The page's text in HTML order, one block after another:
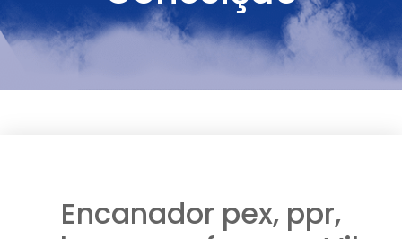
Encanador pex, ppr,